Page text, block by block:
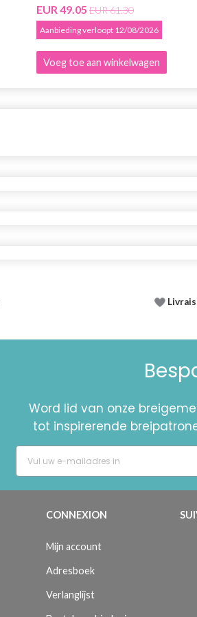
EUR 49.05 EUR 61.30
Aanbieding verloopt 12/08/2026
Voeg toe aan winkelwagen
Word lid van onze
tot inspirerende
CONNEXION
Mijn account
Adresboek
Verlanglijst